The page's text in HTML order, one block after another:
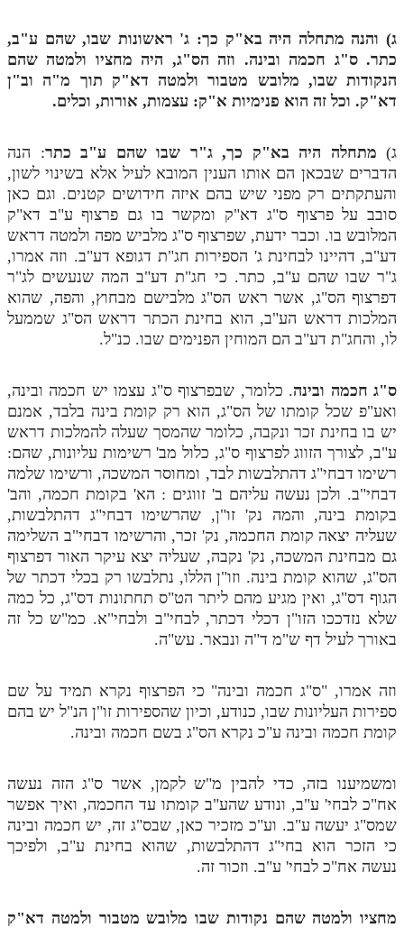
תלמוד עשר הספירות בעיון
תלמוד עשר הספירות חלק א
תע"ס חלק ג' עיון
תלמוד עשר הספירות חלק ד
תלמוד עשר הספירות חלק ה
תלמוד עשר הספירות חלק ו
תלמוד עשר הספירות חלק ז
תלמוד עשר הספירות חלק ח
תלמוד עשר הספירות חלק י
תלמוד עשר הספירות חלק יא
תלמוד עשר הספירות חלק יב
תלמוד עשר הספירות חלק יג
תלמוד עשר הספירות חלק יד
תלמוד עשר הספירות חלק טו
תלמוד עשר הספירות חלק טז
בית שער הכוונות
אודות האתר
בעל הסולם
אתר הבית
לאתר ספר הרב
דף היומי בזוהר הקדוש
ג) והנה מתחלה היה בא"ק כך: ג' ראשונות שבו, שהם ע"ב,
כתר. ס"ג חכמה ובינה. וזה הס"ג, היה מחציו ולמטה שהם
הנקודות שבו, מלובש מטבור ולמטה דא"ק תוך מ"ה וב"ן
דא"ק. וכל זה הוא פנימיות א"ק: עצמות, אורות, וכלים.
ג) מתחלה היה בא"ק כך, ג"ר שבו שהם ע"ב כתר: הנה
הדברים שבכאן הם אותו הענין המובא לעיל אלא בשינוי לשון,
והעתקתים רק מפני שיש בהם איזה חידושים קטנים. וגם כאן
סובב על פרצוף ס"ג דא"ק ומקשר בו גם פרצוף ע"ב דא"ק
המלובש בו. וכבר ידעת, שפרצוף ס"ג מלביש מפה ולמטה דראש
דע"ב, דהיינו לבחינת ג' הספירות חג"ת דגופא דע"ב. וזה אמרו,
ג"ר שבו שהם ע"ב, כתר. כי חג"ת דע"ב המה שנעשים לג"ר
דפרצוף הס"ג, אשר ראש הס"ג מלבישם מבחוץ, והפה, שהוא
המלכות דראש הע"ב, הוא בחינת הכתר דראש הס"ג שממעל
לו, והחג"ת דע"ב הם המוחין הפנימים שבו. כנ"ל.
ס"ג חכמה ובינה. כלומר, שבפרצוף ס"ג עצמו יש חכמה ובינה,
ואע"פ שכל קומתו של הס"ג, הוא רק קומת בינה בלבד, אמנם
יש בו בחינת זכר ונקבה, כלומר שהמסך שעלה להמלכות דראש
ע"ב, לצורך הזווג לפרצוף ס"ג, כלול מב' רשימות עליונות, שהם:
רשימו דבחי"ג דהתלבשות לבד, ומחוסר המשכה, ורשימו שלמה
דבחי"ב. ולכן נעשה עליהם ב' זווגים : הא' בקומת חכמה, והב'
בקומת בינה, והמה נק' זו"ן, שהרשימו דבחי"ג דהתלבשות,
שעליה יצאה קומת החכמה, נק' זכר, והרשימו דבחי"ב השלימה
גם מבחינת המשכה, נק' נקבה, שעליה יצא עיקר האור דפרצוף
הס"ג, שהוא קומת בינה. וזו"ן הללו, נתלבשו רק בכלי דכתר של
הגוף דס"ג, ואין מגיע מהם ליתר הט"ס תחתונות דס"ג, כל כמה
שלא נזדככו הזו"ן דכלי דכתר, לבחי"ב ולבחי"א. כמ"ש כל זה
באורך לעיל דף ש"מ ד"ה ונבאר. עש"ה.
וזה אמרו, "ס"ג חכמה ובינה" כי הפרצוף נקרא תמיד על שם
ספירות העליונות שבו, כנודע, וכיון שהספירות זו"ן הנ"ל יש בהם
קומת חכמה ובינה ע"כ נקרא הס"ג בשם חכמה ובינה.
ומשמיענו בזה, כדי להבין מ"ש לקמן, אשר ס"ג הזה נעשה
אח"כ לבחי' ע"ב, ונודע שהע"ב קומתו עד החכמה, ואיך אפשר
שמס"ג יעשה ע"ב. וע"כ מזכיר כאן, שבס"ג זה, יש חכמה ובינה
כי הזכר הוא בחי"ג דהתלבשות, שהוא בחינת ע"ב, ולפיכך
נעשה אח"כ לבחי' ע"ב. וזכור זה.
מחציו ולמטה שהם נקודות שבו מלובש מטבור ולמטה דא"ק